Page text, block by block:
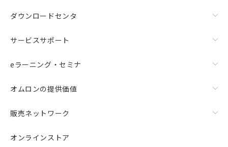
ダウンロードセンタ
サービスサポート
eラーニング・セミナ
オムロンの提供価値
販売ネットワーク
オンラインストア